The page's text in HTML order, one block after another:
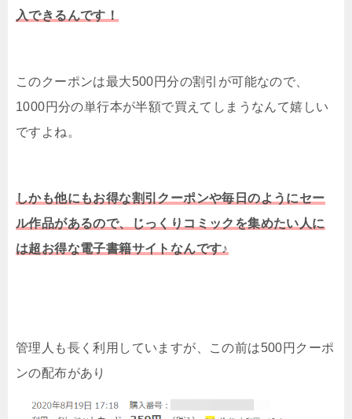
入できるんです！
このクーポンは最大500円分の割引が可能なので、
1000円分の単行本が半額で買えてしまうなんて嬉しい
ですよね。
しかも他にもお得な割引クーポンや毎日のようにセー
ル作品があるので、じっくりコミックを集めたい人に
は超お得な電子書籍サイトなんです♪
管理人も長く利用していますが、この前は500円クーポ
ンの配布があり